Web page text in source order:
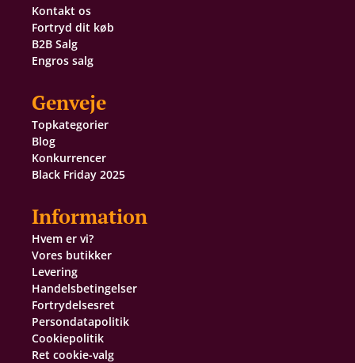
Kontakt os
Fortryd dit køb
B2B Salg
Engros salg
Genveje
Topkategorier
Blog
Konkurrencer
Black Friday 2025
Information
Hvem er vi?
Vores butikker
Levering
Handelsbetingelser
Fortrydelsesret
Persondatapolitik
Cookiepolitik
Ret cookie-valg